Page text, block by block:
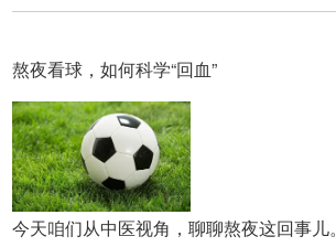
熬夜看球，如何科学“回血”
今天咱们从中医视角，聊聊熬夜这回事儿。